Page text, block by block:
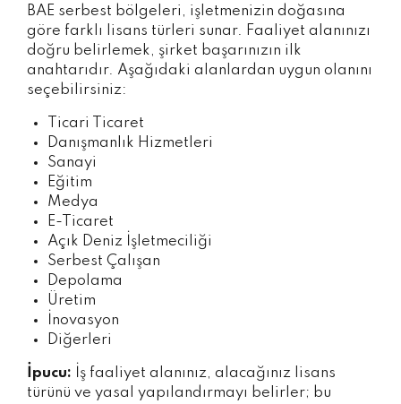
BAE serbest bölgeleri, işletmenizin doğasına
göre farklı lisans türleri sunar. Faaliyet alanınızı
doğru belirlemek, şirket başarınızın ilk
anahtarıdır. Aşağıdaki alanlardan uygun olanını
seçebilirsiniz:
Ticari Ticaret
Danışmanlık Hizmetleri
Sanayi
Eğitim
Medya
E-Ticaret
Açık Deniz İşletmeciliği
Serbest Çalışan
Depolama
Üretim
İnovasyon
Diğerleri
İpucu: İş faaliyet alanınız, alacağınız lisans
türünü ve yasal yapılandırmayı belirler; bu